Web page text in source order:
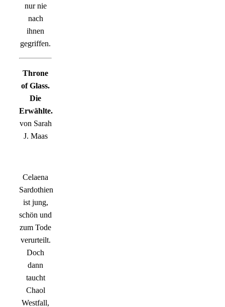
nur nie
nach
ihnen
gegriffen.
Throne
of Glass.
Die
Erwählte.
von Sarah
J. Maas
Celaena
Sardothien
ist jung,
schön und
zum Tode
verurteilt.
Doch
dann
taucht
Chaol
Westfall,